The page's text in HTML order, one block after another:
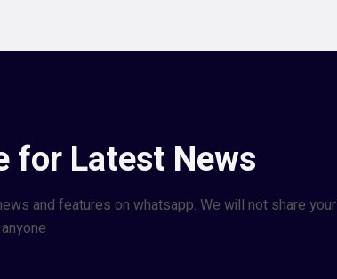
for Latest News
and features on whatsapp. We will not share your